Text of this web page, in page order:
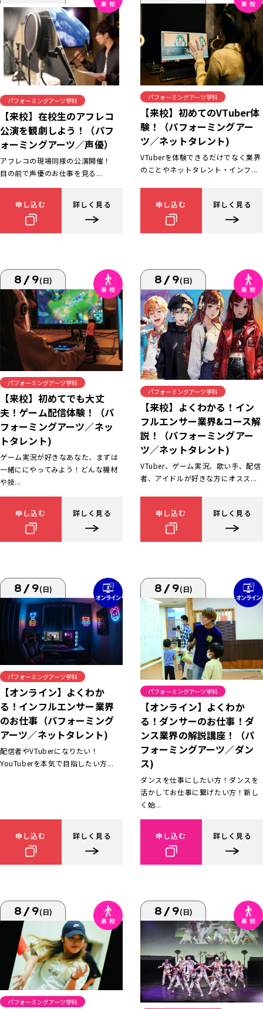
パフォーミングアーツ学科
【来校】在校生のアフレコ
公演を観劇しよう！（パフ
ォーミングアーツ／声優）
アフレコの現場同様の公演開催！
目の前で声優のお仕事を見る...
申し込む 詳しく見る
パフォーミングアーツ学科
【来校】初めてのVTuber体
験！（パフォーミングアー
ツ／ネットタレント)
VTuberを体験できるだけでなく業界
のことやネットタレント・インフ...
申し込む 詳しく見る
8/9(日)
パフォーミングアーツ学科
【来校】初めてでも大丈
夫！ゲーム配信体験！（パ
フォーミングアーツ／ネッ
トタレント)
ゲーム実況が好きなあなた、まずは
一緒ににやってみよう！どんな機材
や技...
申し込む 詳しく見る
8/9(日)
パフォーミングアーツ学科
【来校】よくわかる！イン
フルエンサー業界&コース解
説！（パフォーミングアー
ツ／ネットタレント)
VTuber、ゲーム実況、歌い手、配信
者、アイドルが好きな方にオスス...
申し込む 詳しく見る
8/9(日)
パフォーミングアーツ学科
【オンライン】よくわか
る！インフルエンサー業界
のお仕事（パフォーミング
アーツ／ネットタレント)
配信者やVTuberになりたい！
YouTuberを本気で目指したい方...
申し込む 詳しく見る
8/9(日)
パフォーミングアーツ学科
【オンライン】よくわか
る！ダンサーのお仕事！ダ
ンス業界の解説講座！（パ
フォーミングアーツ／ダン
ス)
ダンスを仕事にしたい方！ダンスを
活かしてお仕事に繋げたい方！新し
く始...
申し込む 詳しく見る
8/9(日)
パフォーミングアーツ学科
8/9(日)